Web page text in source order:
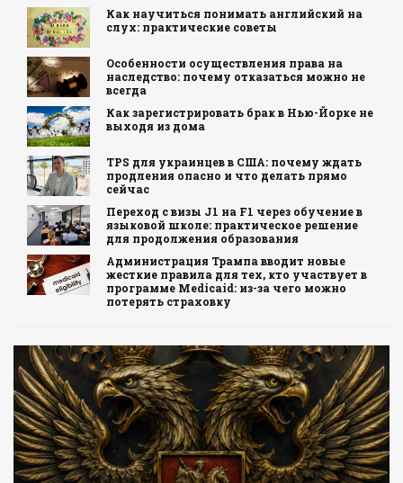
Как научиться понимать английский на
слух: практические советы
Особенности осуществления права на
наследство: почему отказаться можно не
всегда
Как зарегистрировать брак в Нью-Йорке не
выходя из дома
TPS для украинцев в США: почему ждать
продления опасно и что делать прямо
сейчас
Переход с визы J1 на F1 через обучение в
языковой школе: практическое решение
для продолжения образования
Администрация Трампа вводит новые
жесткие правила для тех, кто участвует в
программе Medicaid: из-за чего можно
потерять страховку